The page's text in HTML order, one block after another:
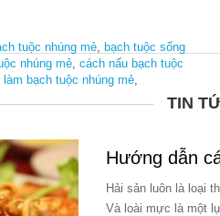
tuộc nhúng mẻ
bạch tuộc sống
nhúng mẻ cách nấu bạch tuộc
bạch tuộc nhúng mẻ
TIN
Hướng dẫn
Hải sản luôn là loại
Và loài mực là một